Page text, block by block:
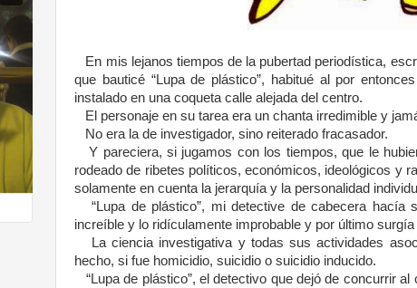
En mis lejanos tiempos de la pubertad periodística,
que bauticé “Lupa de plástico”, habitué al por
instalado en una coqueta calle alejada del centro.
El personaje en su tarea era un chanta irredimible y
No era la de investigador, sino reiterado fracasador.
Y pareciera, si jugamos con los tiempos, que le
rodeado de ribetes políticos, económicos, ideológicos y
solamente en cuenta la jerarquía y la personalidad
“Lupa de plástico”, mi detective de cabecera
increíble y lo ridículamente improbable y por último
La ciencia investigativa y todas sus actividades
hecho, si fue homicidio, suicidio o suicidio inducido.
“Lupa de plástico”, el detectivo que dejó de concurrir